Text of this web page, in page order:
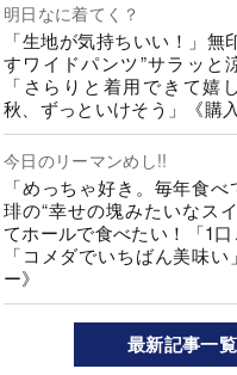
明日なに着てく？
「生地が気持ちいい！」無
すワイドパンツ”サラッと
「さらりと着用できて嬉
秋、ずっといけそう」《購
今日のリーマンめし!!
「めっちゃ好き。毎年食
琲の“幸せの塊みたいなス
てホールで食べたい！「1口
「コメダでいちばん美味
ー》
最新記事一覧